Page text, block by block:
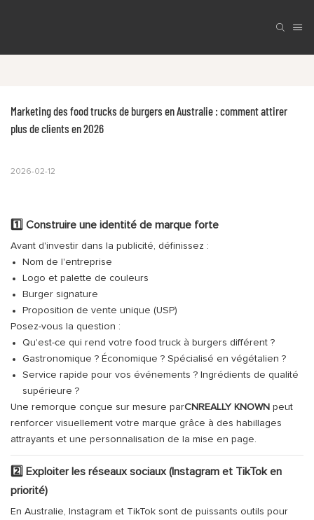
Marketing des food trucks de burgers en Australie : comment attirer
plus de clients en 2026
2026-02-12
1️⃣ Construire une identité de marque forte
Avant d'investir dans la publicité, définissez :
Nom de l'entreprise
Logo et palette de couleurs
Burger signature
Proposition de vente unique (USP)
Posez-vous la question :
Qu'est-ce qui rend votre food truck à burgers différent ?
Gastronomique ? Économique ? Spécialisé en végétalien ?
Service rapide pour vos événements ? Ingrédients de qualité
supérieure ?
Une remorque conçue sur mesure parCNREALLY KNOWN peut
renforcer visuellement votre marque grâce à des habillages
attrayants et une personnalisation de la mise en page.
2️⃣ Exploiter les réseaux sociaux (Instagram et TikTok en
priorité)
En Australie, Instagram et TikTok sont de puissants outils pour